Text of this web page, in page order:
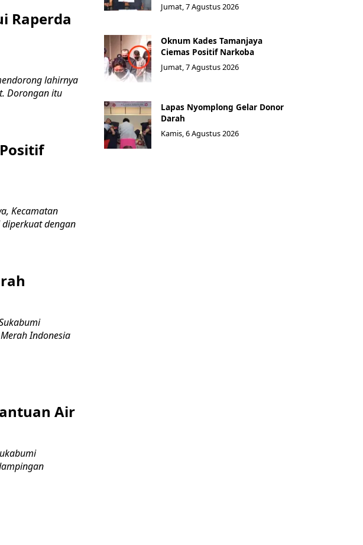
Raperda
lahirnya
Dorongan itu
Kecamatan
diperkuat dengan
Indonesia
Air
Jumat, 7 Agustus 2026
Oknum Kades Tamanjaya
Ciemas Positif Narkoba
Jumat, 7 Agustus 2026
Lapas Nyomplong Gelar Donor
Darah
Kamis, 6 Agustus 2026